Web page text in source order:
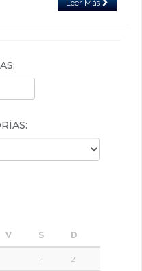
Leer Más
V S D
1 2